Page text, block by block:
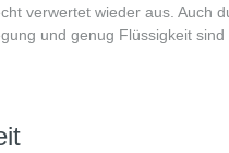
verwertet wieder aus. Auch
und genug Flüssigkeit sind